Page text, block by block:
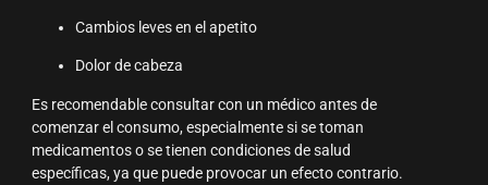
Cambios leves en el apetito
Dolor de cabeza
Es recomendable consultar con un médico antes de
comenzar el consumo, especialmente si se toman
medicamentos o se tienen condiciones de salud
específicas, ya que puede provocar un efecto contrario.